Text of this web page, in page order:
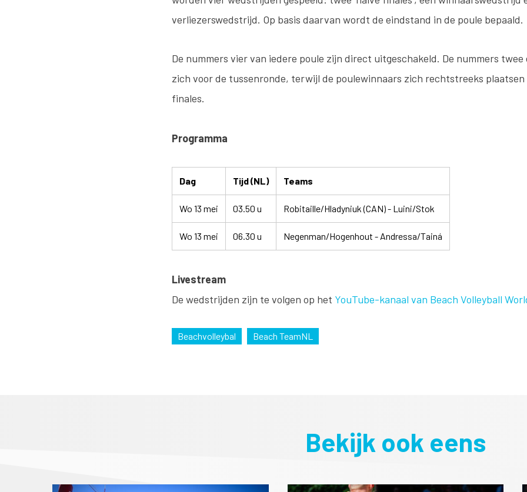
verliezerswedstrijd. Op basis daarvan wordt de eindstand in de poule bepaald.
De nummers vier van iedere poule zijn direct uitgeschakeld. De nummers
zich voor de tussenronde, terwijl de poulewinnaars zich rechtstreeks
finales.
Programma
Dag Tijd (NL) Teams
Wo 13 mei 03.50 u Robitaille/Hladyniuk (CAN) - Luini/Stok
Wo 13 mei 06.30 u Negenman/Hogenhout - Andressa/Tainá
Livestream
De wedstrijden zijn te volgen op het YouTube-kanaal van Beach Volleyball
Beachvolleybal Beach TeamNL
Bekijk ook eens